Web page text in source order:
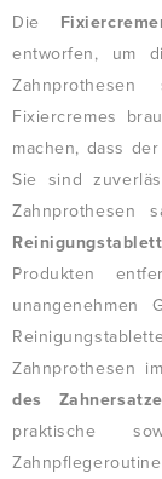
Die
entworfen, um
Fixiercremes
machen, dass
Sie sind
Zahnprothesen
Produkten
unangenehmen
Zahnprothesen
des
praktische